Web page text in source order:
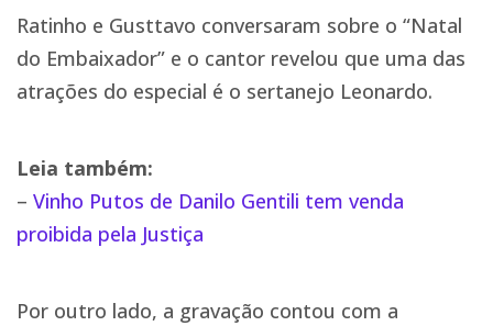
Ratinho e Gusttavo conversaram sobre o “Natal
do Embaixador” e o cantor revelou que uma das
atrações do especial é o sertanejo Leonardo.
Leia também:
– Vinho Putos de Danilo Gentili tem venda
proibida pela Justiça
Por outro lado, a gravação contou com a